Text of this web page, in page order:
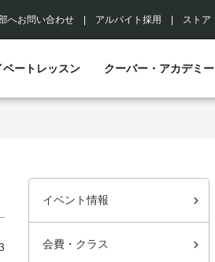
へお問い合わせ アルバイト採用 ストア
ベートレッスン クーバー・アカデミー
イベント情報
会費・クラス